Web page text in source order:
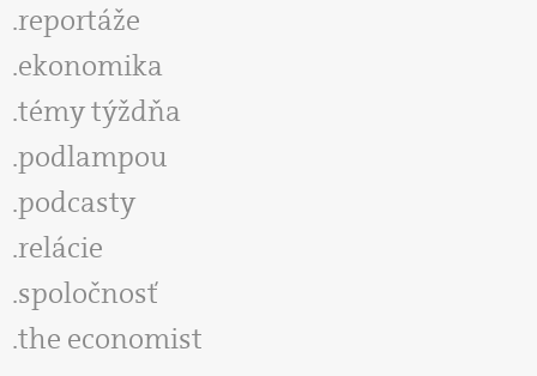
reportáže
ekonomika
témy týždňa
podlampou
podcasty
relácie
spoločnosť
the economist